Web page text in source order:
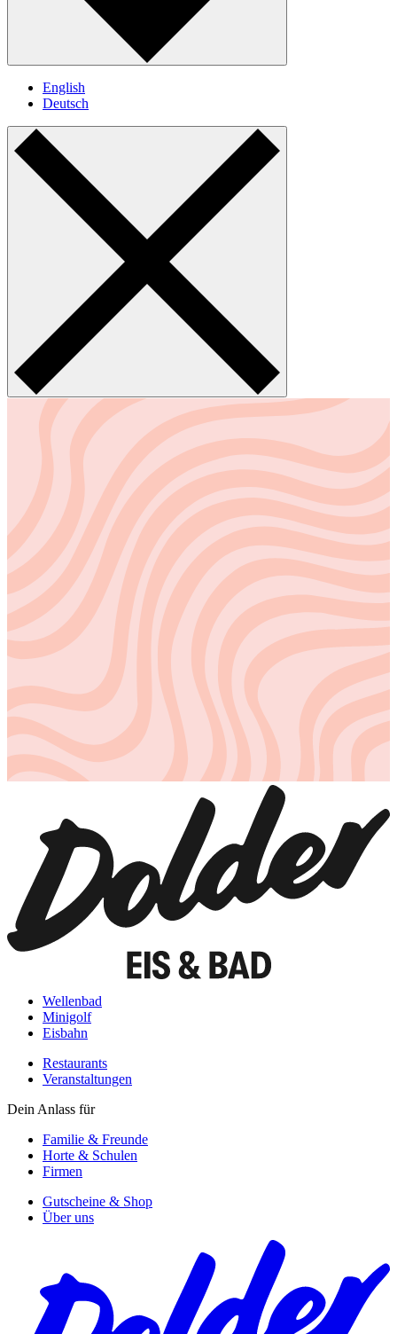
English
Deutsch
Wellenbad
Minigolf
Eisbahn
Restaurants
Veranstaltungen
Dein Anlass für
Familie & Freunde
Horte & Schulen
Firmen
Gutscheine & Shop
Über uns